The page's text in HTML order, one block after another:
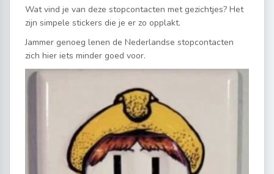
Wat vind je van deze stopcontacten met gezichtjes? Het
zijn simpele stickers die je er zo opplakt.
Jammer genoeg lenen de Nederlandse stopcontacten
zich hier iets minder goed voor.